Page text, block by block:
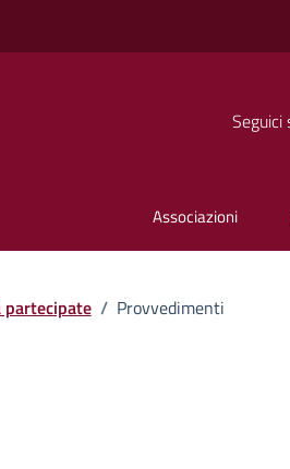
Seguici
Associazioni
partecipate / Provvedimenti